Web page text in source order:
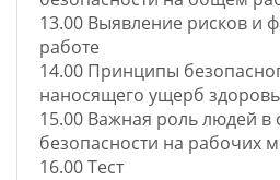
13.00 Выявление рисков и
работе
14.00 Принципы
наносящего ущерб
15.00 Важная роль людей в
безопасности на рабочих
16.00 Тест